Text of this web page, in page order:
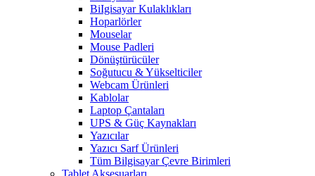
BiIgisayar Kulaklıkları
Hoparlörler
Mouselar
Mouse Padleri
Dönüştürücüler
Soğutucu & Yükselticiler
Webcam Ürünleri
Kablolar
Laptop Çantaları
UPS & Güç Kaynakları
Yazıcılar
Yazıcı Sarf Ürünleri
Tüm Bilgisayar Çevre Birimleri
Tablet Aksesuarları